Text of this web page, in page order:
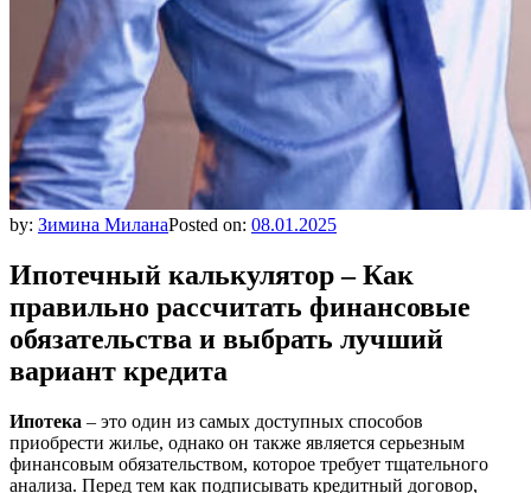
by: Зимина МиланаPosted on: 08.01.2025
Ипотечный калькулятор – Как
правильно рассчитать финансовые
обязательства и выбрать лучший
вариант кредита
Ипотека – это один из самых доступных способов
приобрести жилье, однако он также является серьезным
финансовым обязательством, которое требует тщательного
анализа. Перед тем как подписывать кредитный договор,